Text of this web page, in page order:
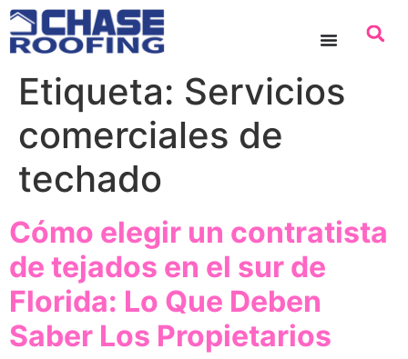
contenido
Etiqueta: Servicios
comerciales de
techado
Cómo elegir un contratista
de tejados en el sur de
Florida: Lo Que Deben
Saber Los Propietarios